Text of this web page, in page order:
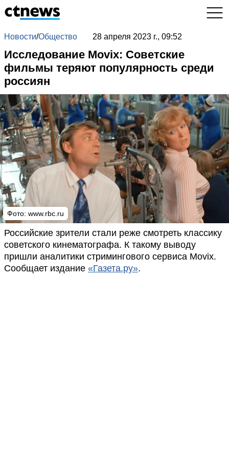
Новости/Общество 28 апреля 2023 г., 09:52
Исследование Movix: Советские
фильмы теряют популярность среди
россиян
Фото: www.rbc.ru
Российские зрители стали реже смотреть классику
советского кинематографа. К такому выводу
пришли аналитики стримингового сервиса Movix.
Сообщает издание «Газета.ру».